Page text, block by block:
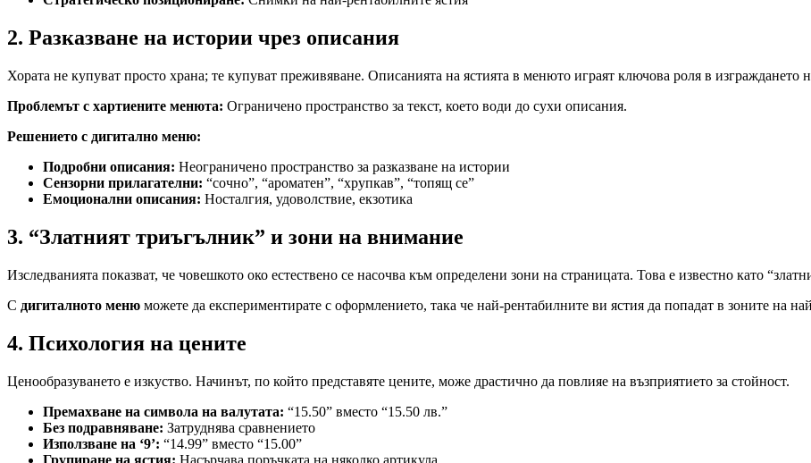
2. Разказване на истории чрез описания
Хората не купуват просто храна; те купуват преживяване. Описанията на ястията в менюто играят ключова роля в изграждането
Проблемът с хартиените менюта: Ограничено пространство за текст, което води до сухи описания.
Решението с дигитално меню:
Подробни описания: Неограничено пространство за разказване на истории
Сензорни прилагателни: “сочно”, “ароматен”, “хрупкав”, “топящ се”
Емоционални описания: Носталгия, удоволствие, екзотика
3. “Златният триъгълник” и зони на внимание
Изследванията показват, че човешкото око естествено се насочва към определени зони на страницата. Това е известно като
С дигиталното меню можете да експериментирате с оформлението, така че най-рентабилните ви ястия да попадат в зоните на
4. Психология на цените
Ценообразуването е изкуство. Начинът, по който представяте цените, може драстично да повлияе на възприятието за стойност.
Премахване на символа на валутата: “15.50” вместо “15.50 лв.”
Без подравняване: Затруднява сравнението
Използване на ‘9’: “14.99” вместо “15.00”
Групиране на ястия: Насърчава поръчката на няколко артикула